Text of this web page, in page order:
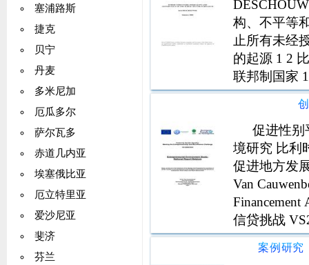
塞浦路斯
捷克
贝宁
丹麦
多米尼加
厄瓜多尔
萨尔瓦多
赤道几内亚
埃塞俄比亚
厄立特里亚
爱沙尼亚
斐济
芬兰
构、不平等
止所有未经
的起源 1 2
联邦制国家
联邦的结构
促进性别
境研究 比利
促进地方发
Van
信贷挑战
方发展中的